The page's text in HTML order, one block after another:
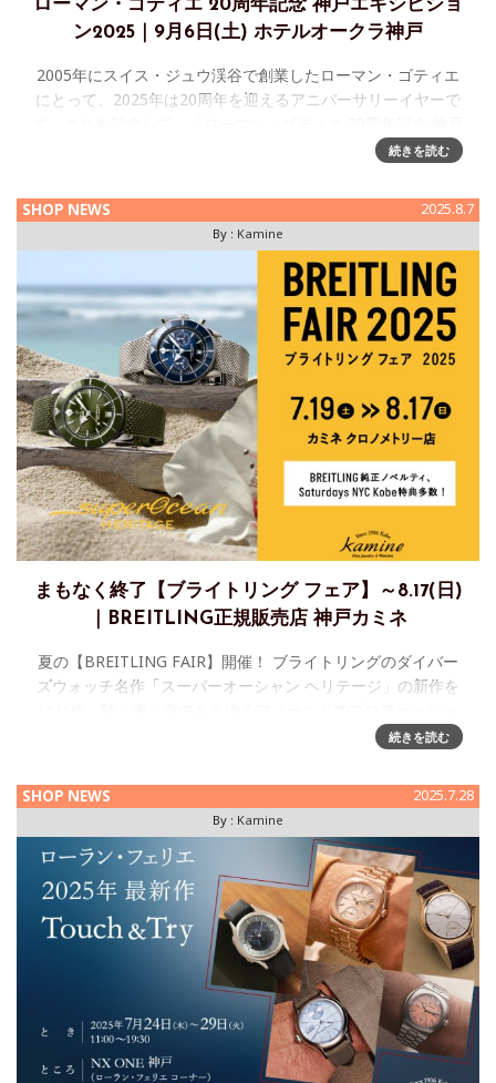
ローマン・ゴティエ 20周年記念 神戸エキシビショ
ン2025｜9月6日(土) ホテルオークラ神戸
2005年にスイス・ジュウ渓谷で創業したローマン・ゴティエ
にとって、2025年は20周年を迎えるアニバーサリーイヤーで
エキシビション2025」を開催いたします。ローマン・ゴティ
続きを読む
SHOP NEWS 2025.8.7
By : Kamine
まもなく終了【ブライトリング フェア】～8.17(日)
｜BREITLING正規販売店 神戸カミネ
夏の【BREITLING FAIR】開催！ ブライトリングのダイバー
ズウォッチ名作「スーパーオーシャン ヘリテージ」の新作を
ナルに支持されるブライトリングの豊富なウォッチコレクシ
続きを読む
SHOP NEWS 2025.7.28
By : Kamine